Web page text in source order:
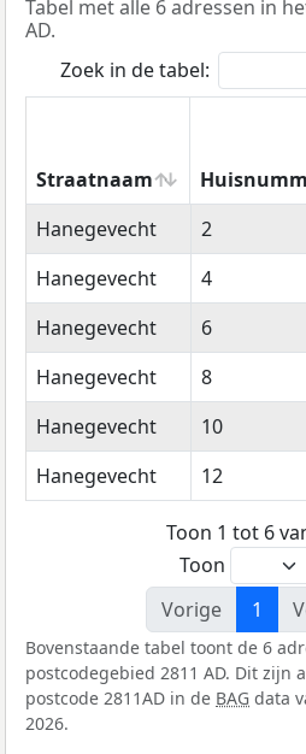
Tabel met alle 6 adressen in
AD.
Zoek in de tabel:
Straatnaam
Straatnaam
Hanegevecht 2
Hanegevecht
4
Hanegevecht
6
Hanegevecht
8
Hanegevecht
10
Hanegevecht
12
Toon 1 tot 6
Toon
Vorige
1
Bovenstaande tabel toont de 6
postcodegebied 2811 AD. Dit zijn
postcode 2811AD in de BAG data
2026.